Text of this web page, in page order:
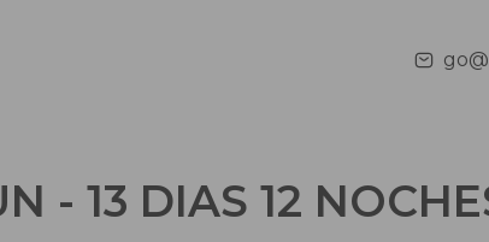
- 13 DIAS 12